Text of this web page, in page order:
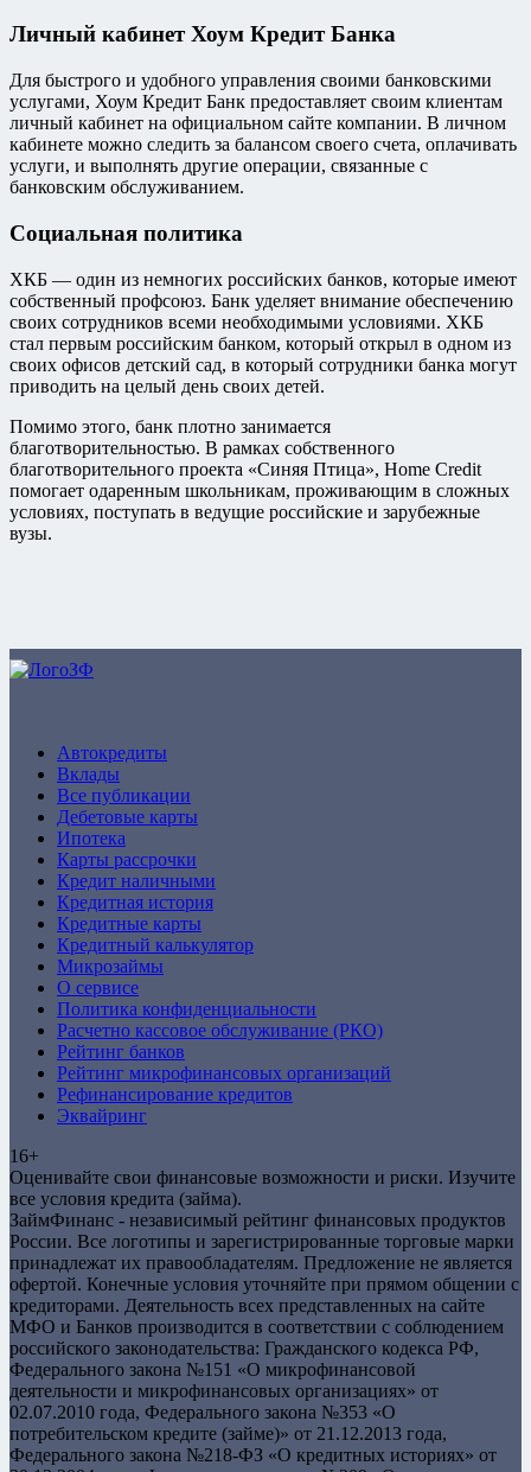
Личный кабинет Хоум Кредит Банка
Для быстрого и удобного управления своими банковскими
услугами, Хоум Кредит Банк предоставляет своим клиентам
личный кабинет на официальном сайте компании. В личном
кабинете можно следить за балансом своего счета, оплачивать
услуги, и выполнять другие операции, связанные с
банковским обслуживанием.
Социальная политика
ХКБ — один из немногих российских банков, которые имеют
собственный профсоюз. Банк уделяет внимание обеспечению
своих сотрудников всеми необходимыми условиями. ХКБ
стал первым российским банком, который открыл в одном из
своих офисов детский сад, в который сотрудники банка могут
приводить на целый день своих детей.
Помимо этого, банк плотно занимается
благотворительностью. В рамках собственного
благотворительного проекта «Синяя Птица», Home Credit
помогает одаренным школьникам, проживающим в сложных
условиях, поступать в ведущие российские и зарубежные
вузы.
Автокредиты
Вклады
Все публикации
Дебетовые карты
Ипотека
Карты рассрочки
Кредит наличными
Кредитная история
Кредитные карты
Кредитный калькулятор
Микрозаймы
О сервисе
Политика конфиденциальности
Расчетно кассовое обслуживание (РКО)
Рейтинг банков
Рейтинг микрофинансовых организаций
Рефинансирование кредитов
Эквайринг
16+
Оценивайте свои финансовые возможности и риски. Изучите
все условия кредита (займа).
ЗаймФинанс - независимый рейтинг финансовых продуктов
России. Все логотипы и зарегистрированные торговые марки
принадлежат их правообладателям. Предложение не является
офертой. Конечные условия уточняйте при прямом общении с
кредиторами. Деятельность всех представленных на сайте
МФО и Банков производится в соответствии с соблюдением
российского законодательства: Гражданского кодекса РФ,
Федерального закона №151 «О микрофинансовой
деятельности и микрофинансовых организациях» от
02.07.2010 года, Федерального закона №353 «О
потребительском кредите (займе)» от 21.12.2013 года,
Федерального закона №218-ФЗ «О кредитных историях» от